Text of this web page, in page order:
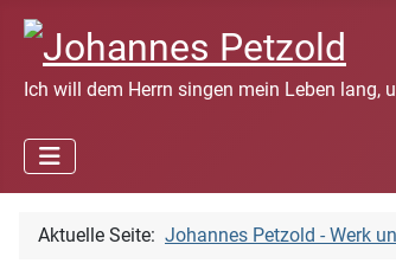
Ich will dem Herrn singen mein Leben lang,
Aktuelle Seite: Johannes Petzold - Werk